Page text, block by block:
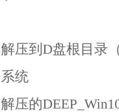
压到D盘根目录
统
压的